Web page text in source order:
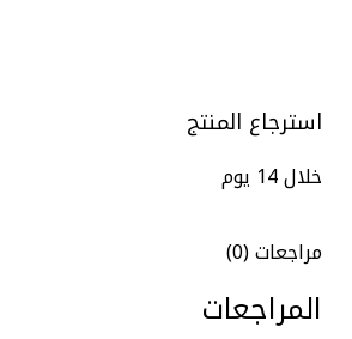
استرجاع المنتج
خلال 14 يوم
مراجعات (0)
المراجعات